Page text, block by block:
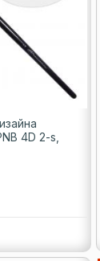
4D 2-s,